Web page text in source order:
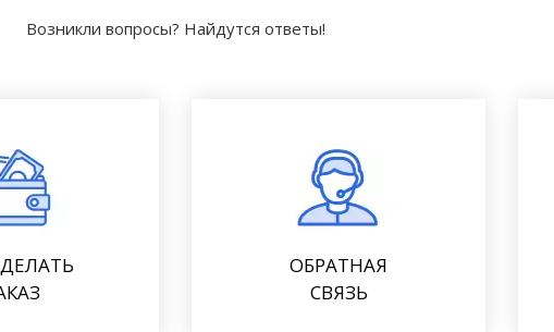
Возникли вопросы? Найдутся ответы!
ОБРАТНАЯ
СВЯЗЬ